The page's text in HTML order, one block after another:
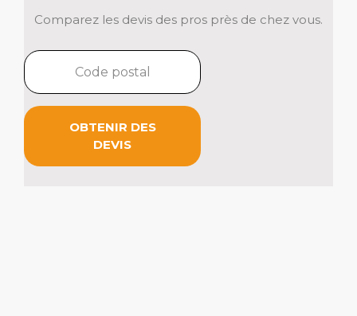
Comparez les devis des pros près de chez vous.
OBTENIR DES
DEVIS